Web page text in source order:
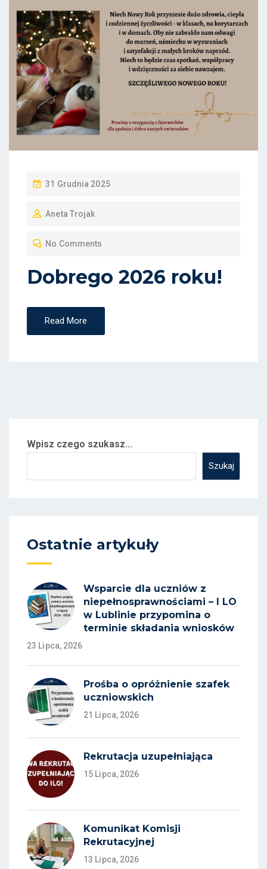
P
S
O
31 Grudnia 2025
Aneta Trojak
No Comments
Dobrego 2026 roku!
Read More
Wpisz czego szukasz...
Szukaj
Ostatnie artykuły
Wsparcie dla uczniów z
niepełnosprawnościami – I LO
w Lublinie przypomina o
terminie składania wniosków
23 Lipca, 2026
Prośba o opróżnienie szafek
uczniowskich
21 Lipca, 2026
Rekrutacja uzupełniająca
15 Lipca, 2026
Komunikat Komisji
Rekrutacyjnej
13 Lipca, 2026